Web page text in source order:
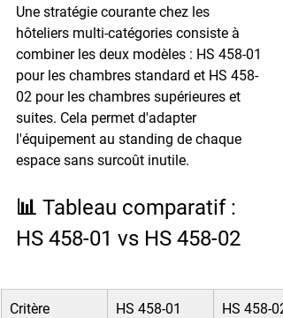
Une stratégie courante chez les
hôteliers multi-catégories consiste à
combiner les deux modèles : HS 458-01
pour les chambres standard et HS 458-
02 pour les chambres supérieures et
suites. Cela permet d'adapter
l'équipement au standing de chaque
espace sans surcoût inutile.
📊 Tableau comparatif :
HS 458-01 vs HS 458-02
Critère HS 458-01 HS 458-02